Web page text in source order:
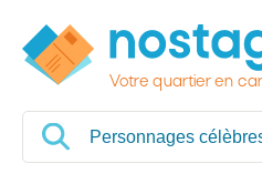
Votre quartier en